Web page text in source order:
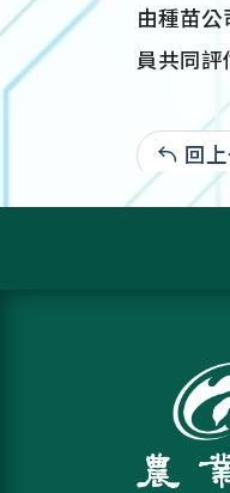
由種苗
員共同
回